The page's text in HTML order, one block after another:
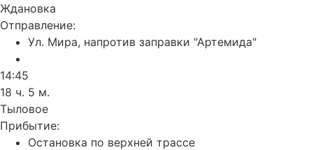
Ждановка
Отправление:
Ул. Мира, напротив заправки "Артемида"
14:45
18 ч. 5 м.
Тыловое
Прибытие:
Остановка по верхней трассе